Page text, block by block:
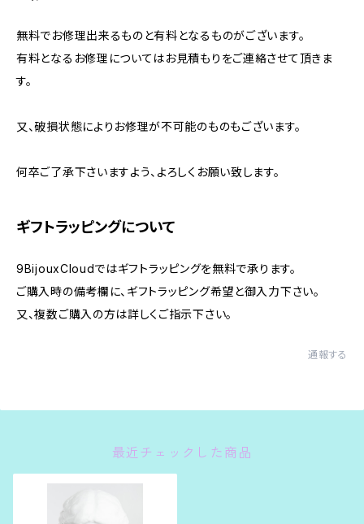
無料でお修理出来るものと有料となるものがございます。
有料となるお修理についてはお見積もりをご連絡させて頂きま
す。
又、破損状態によりお修理が不可能のものもございます。
何卒ご了承下さいますよう、よろしくお願い致します。
ギフトラッピングについて
9BijouxCloudではギフトラッピングを無料で承ります。
ご購入時の備考欄に、ギフトラッピング希望と御入力下さい。
又、複数ご購入の方は詳しくご指示下さい。
通報する
最近チェックした商品